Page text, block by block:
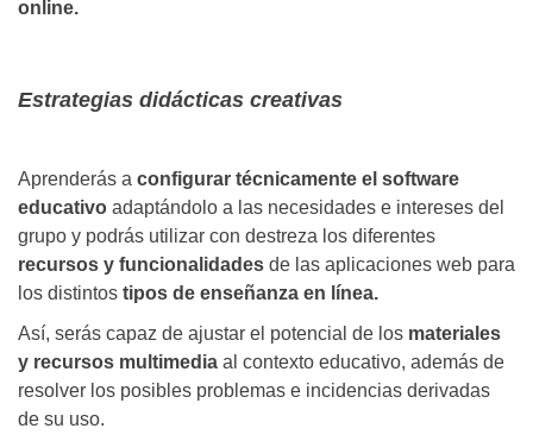
online.
Estrategias didácticas creativas
Aprenderás a configurar técnicamente el software
educativo adaptándolo a las necesidades e intereses del
grupo y podrás utilizar con destreza los diferentes
recursos y funcionalidades de las aplicaciones web para
los distintos tipos de enseñanza en línea.
Así, serás capaz de ajustar el potencial de los materiales
y recursos multimedia al contexto educativo, además de
resolver los posibles problemas e incidencias derivadas
de su uso.